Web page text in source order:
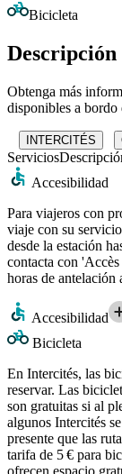
Bicicleta
Obtenga más
disponibles a bordo
INTERCITÉS
Servicios
Accesibilidad
Para viajeros con
viaje con su
desde la estación
contacta con
horas de antelación
Accesibilidad
Bicicleta
En Intercités, las
reservar. Las
son gratuitas si al
algunos Intercités
presente que las
tarifa de 5 € para